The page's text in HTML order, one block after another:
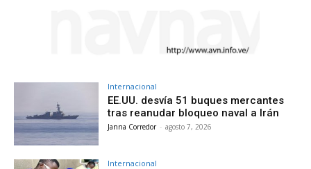
Internacional
EE.UU. desvía 51 buques mercantes
tras reanudar bloqueo naval a Irán
Janna Corredor - agosto 7, 2026
Internacional